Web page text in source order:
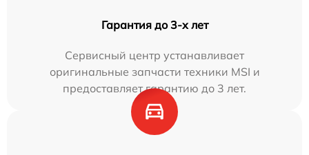
Гарантия до 3-х лет
Сервисный центр устанавливает
оригинальные запчасти техники MSI и
предоставляет гарантию до 3 лет.